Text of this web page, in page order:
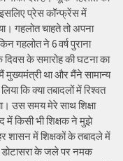
इसलिए प्रेस कॉन्फ्रेंस में
गहलोत चाहते तो अपना
गहलोत ने 6 वर्ष पुराना
के समारोह की घटना का
मुख्यमंत्री था और मैंने सामान्य
कि क्या तबादलों में रिश्वत
उस समय मेरे साथ शिक्षा
में किसी भी शिक्षक ने मुझे
शासन में शिक्षकों के तबादले में
के जले पर नमक